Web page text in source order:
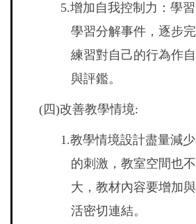
5.增加自我控制力：學習
學習分解事件，逐步完
練習對自己的行為作
與評鑑。
(四)改善教學情境:
1.教學情境設計盡量減
的刺激，教室空間也
大，教材內容要增加
活密切連結。